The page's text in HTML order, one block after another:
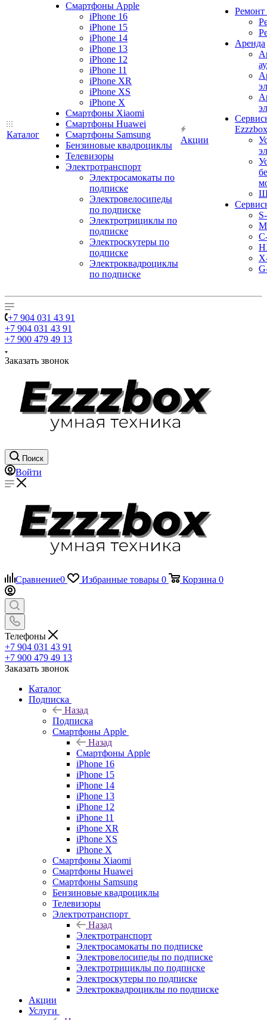
Каталог
Смартфоны Apple
iPhone 16
iPhone 15
iPhone 14
iPhone 13
iPhone 12
iPhone 11
iPhone XR
iPhone XS
iPhone X
Смартфоны Xiaomi
Смартфоны Huawei
Смартфоны Samsung
Бензиновые квадроциклы
Телевизоры
Электротранспорт
Электросамокаты по
подписке
Электровелосипеды
по подписке
Электротрициклы по
подписке
Электроскутеры по
подписке
Электроквадроциклы
по подписке
Акции
Ремонт
Аренда
Ezzzbox
+7 904 031 43 91
+7 904 031 43 91
+7 900 479 49 13
Заказать звонок
Поиск
Войти
Сравнение0 Избранные товары 0 Корзина 0
Телефоны
+7 904 031 43 91
+7 900 479 49 13
Заказать звонок
Каталог
Подписка
Назад
Подписка
Смартфоны Apple
Назад
Смартфоны Apple
iPhone 16
iPhone 15
iPhone 14
iPhone 13
iPhone 12
iPhone 11
iPhone XR
iPhone XS
iPhone X
Смартфоны Xiaomi
Смартфоны Huawei
Смартфоны Samsung
Бензиновые квадроциклы
Телевизоры
Электротранспорт
Назад
Электротранспорт
Электросамокаты по подписке
Электровелосипеды по подписке
Электротрициклы по подписке
Электроскутеры по подписке
Электроквадроциклы по подписке
Акции
Услуги